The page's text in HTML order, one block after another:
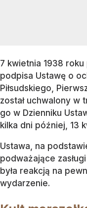
7 kwietnia 1938
podpisa Ustawę o
Piłsudskiego,
został uchwalony w
go w Dzienniku
kilka dni później, 13
Ustawa, na
podważające
była reakcją na
wydarzenie.